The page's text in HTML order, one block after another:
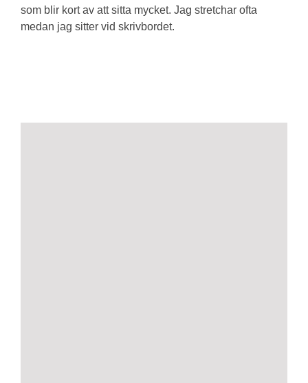
som blir kort av att sitta mycket. Jag stretchar ofta
medan jag sitter vid skrivbordet.